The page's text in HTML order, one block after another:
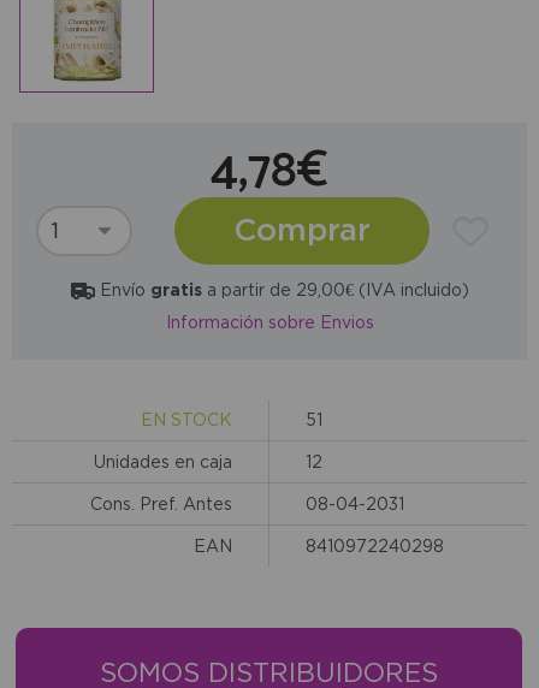
4,78€
Comprar
Envío gratisa partir de 29,00€ (IVA incluido)
Información sobre Envios
EN STOCK 51
Unidades en caja 12
Cons. Pref. Antes 08-04-2031
EAN 8410972240298
SOMOS DISTRIBUIDORES